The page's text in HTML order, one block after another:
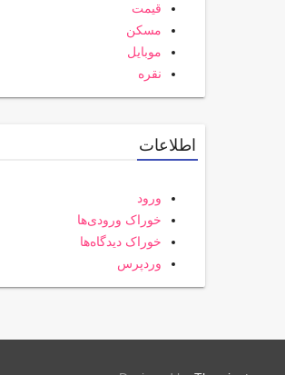
قیمت
مسکن
موبایل
نقره
اطلاعات
ورود
خوراک ورودی‌ها
خوراک دیدگاه‌ها
وردپرس